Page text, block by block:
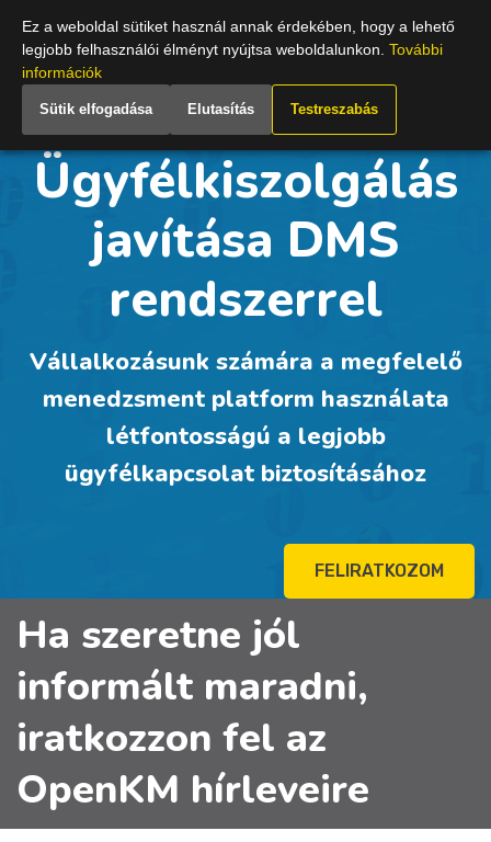
Hungary
Ügyfélkiszolgálás
javítása DMS
rendszerrel
Vállalkozásunk számára a megfelelő
menedzsment platform használata
létfontosságú a legjobb
ügyfélkapcsolat biztosításához
FELIRATKOZOM
Ha szeretne jól
informált maradni,
iratkozzon fel az
OpenKM hírleveire
Ez a weboldal sütiket használ annak érdekében, hogy a lehető
legjobb felhasználói élményt nyújtsa weboldalunkon. További
információk
Sütik elfogadása Elutasítás Testreszabás